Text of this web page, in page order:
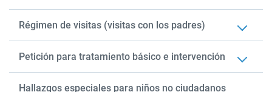
Régimen de visitas (visitas con los padres)
Petición para tratamiento básico e intervención
Hallazgos especiales para niños no ciudadanos